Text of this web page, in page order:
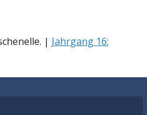
| Jahrgang 16: